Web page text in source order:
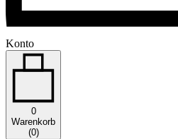
Konto
0
Warenkorb
(0)